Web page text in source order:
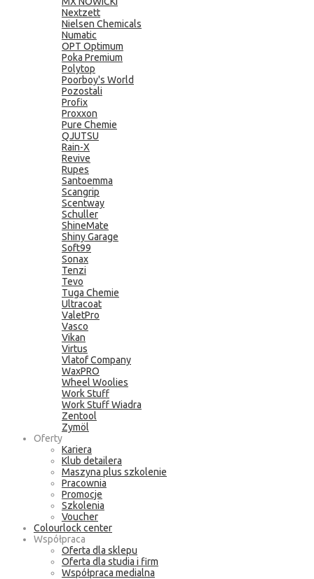
Nextzett
Nielsen Chemicals
Numatic
OPT Optimum
Poka Premium
Polytop
Poorboy's World
Pozostali
Profix
Proxxon
Pure Chemie
QJUTSU
Rain-X
Revive
Rupes
Santoemma
Scangrip
Scentway
Schuller
ShineMate
Shiny Garage
Soft99
Sonax
Tenzi
Tevo
Tuga Chemie
Ultracoat
ValetPro
Vasco
Vikan
Virtus
Vlatof Company
WaxPRO
Wheel Woolies
Work Stuff
Work Stuff Wiadra
Zentool
Zymöl
Oferty
Kariera
Klub detailera
Maszyna plus szkolenie
Pracownia
Promocje
Szkolenia
Voucher
Colourlock center
Współpraca
Oferta dla sklepu
Oferta dla studia i firm
Współpraca medialna